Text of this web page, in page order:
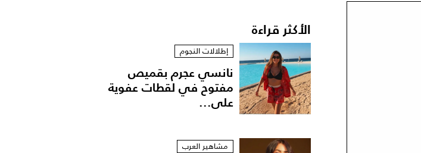
الأكثر قراءة
إطلالات النجوم
نانسي عجرم بقميص
مفتوح في لقطات عفوية
على...
مشاهير العرب